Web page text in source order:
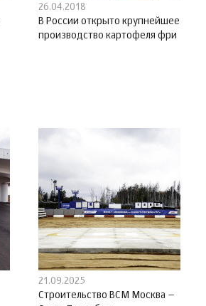
26.04.2018
В России открыто крупнейшее
производство картофеля фри
21.09.2025
Строительство ВСМ Москва –